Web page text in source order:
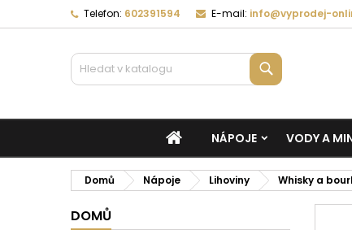
Telefon: 602391594 E-mail: info@vyprodej-
DOMŮNÁPOJE VODY A
Domů Nápoje Lihoviny Whisky a
DOMŮ